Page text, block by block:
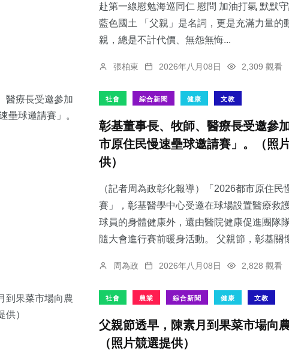
赴第一線慰勉海巡同仁 慰問 加油打氣 默默
藍色國土 「父親」是名詞，更是充滿力量的
親，總是不計代價、無怨無悔...
張柏東 2026年八月08日 2,309 觀看
社會 綜合新聞 健康 文教
彰基董事長、牧師、醫療長受邀參
市原住民慢速壘球邀請賽」。（照
供）
（記者周為政彰化報導）「2026都市原住民
賽」，彰基醫學中心受邀在球場設置醫療救
球員的身體健康外，還由醫院健康促進團隊
隨大會進行賽前暖身活動。 父親節，彰基關
周為政 2026年八月08日 2,828 觀看
社會 農業 綜合新聞 健康 文教
父親節透早，陳素月到果菜市場向農
（照片競選提供）